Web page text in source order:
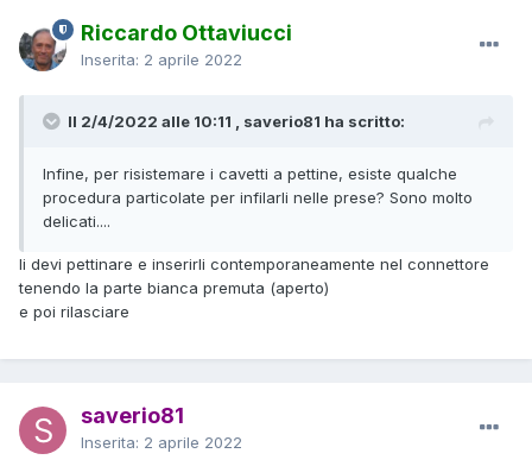
Riccardo Ottaviucci
Inserita: 2 aprile 2022
Il 2/4/2022 alle 10:11 , saverio81 ha scritto:
Infine, per risistemare i cavetti a pettine, esiste qualche
procedura particolate per infilarli nelle prese? Sono molto
delicati....
li devi pettinare e inserirli contemporaneamente nel connettore
tenendo la parte bianca premuta (aperto)
e poi rilasciare
saverio81
Inserita: 2 aprile 2022